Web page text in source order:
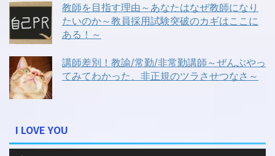
教師を目指す理由～あなたはなぜ教師になり
たいのか～教員採用試験突破のカギはここに
ある！～
講師差別！教諭/常勤/非常勤講師～ぜんぶやっ
てみてわかった、非正規のツラさせつなさ～
I LOVE YOU